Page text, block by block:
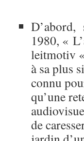
D’abord,
1980, «
leitmotiv
à sa plus
connu
qu’une
de